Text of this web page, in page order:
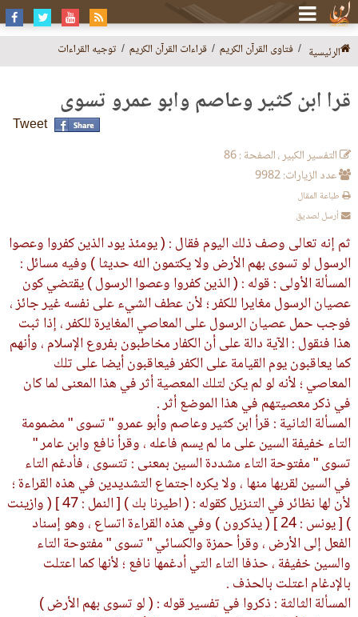
الرئيسية فتاوى القرآن الكريم قراءات القرآن الكريم توجيه القراءات
قرأ ابن كثير وعاصم وأبو عمرو تسوى
Tweet
التفسير الكبير ، الصفحة : 86
عدد الزيارات: 9982
طباعة المقال
أرسل لصديق
ثم إنه تعالى وصف ذلك اليوم فقال : ( يومئذ يود الذين كفروا وعصوا
الرسول لو تسوى بهم الأرض ولا يكتمون الله حديثا ) وفيه مسائل :
المسألة الأولى : قوله : ( الذين كفروا وعصوا الرسول ) يقتضي كون
عصيان الرسول مغايرا للكفر ؛ لأن عطف الشيء على نفسه غير جائز ،
فوجب حمل عصيان الرسول على المعاصي المغايرة للكفر ، إذا ثبت
هذا فنقول : الآية دالة على أن الكفار مخاطبون بفروع الإسلام ، وأنهم
كما يعاقبون يوم القيامة على الكفر فيعاقبون أيضا على تلك
المعاصي ؛ لأنه لو لم يكن لتلك المعصية أثر في هذا المعنى لما كان
في ذكر معصيتهم في هذا الموضع أثر .
المسألة الثانية : قرأ ابن كثير وعاصم وأبو عمرو " تسوى " مضمومة
التاء خفيفة السين على ما لم يسم فاعله ، وقرأ نافع وابن عامر "
تسوى " مفتوحة التاء مشددة السين بمعنى : تتسوى ، فأدغم التاء
في السين لقربها منها ، ولا يكره اجتماع التشديدين في هذه القراءة ؛
لأن لها نظائر في التنزيل كقوله : ( اطيرنا بك ) [ النمل : 47 ] ( وازينت
) [ يونس : 24 ] ( يذكرون ) وفي هذه القراءة اتساع ، وهو إسناد
الفعل إلى الأرض ، وقرأ حمزة والكسائي " تسوى " مفتوحة التاء
والسين خفيفة ، حذفا التاء التي أدغمها نافع ؛ لأنها كما اعتلت
بالإدغام اعتلت بالحذف .
المسألة الثالثة : ذكروا في تفسير قوله : ( لو تسوى بهم الأرض )